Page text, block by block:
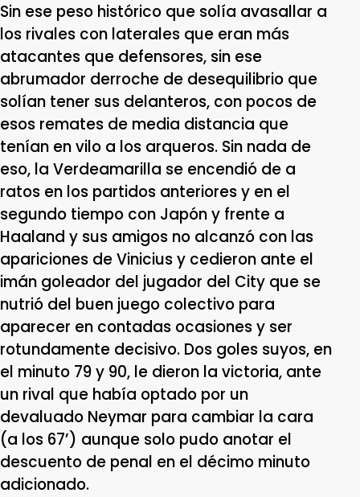
Sin ese peso histórico que solía avasallar a
los rivales con laterales que eran más
atacantes que defensores, sin ese
abrumador derroche de desequilibrio que
solían tener sus delanteros, con pocos de
esos remates de media distancia que
tenían en vilo a los arqueros. Sin nada de
eso, la Verdeamarilla se encendió de a
ratos en los partidos anteriores y en el
segundo tiempo con Japón y frente a
Haaland y sus amigos no alcanzó con las
apariciones de Vinicius y cedieron ante el
imán goleador del jugador del City que se
nutrió del buen juego colectivo para
aparecer en contadas ocasiones y ser
rotundamente decisivo. Dos goles suyos, en
el minuto 79 y 90, le dieron la victoria, ante
un rival que había optado por un
devaluado Neymar para cambiar la cara
(a los 67’) aunque solo pudo anotar el
descuento de penal en el décimo minuto
adicionado.